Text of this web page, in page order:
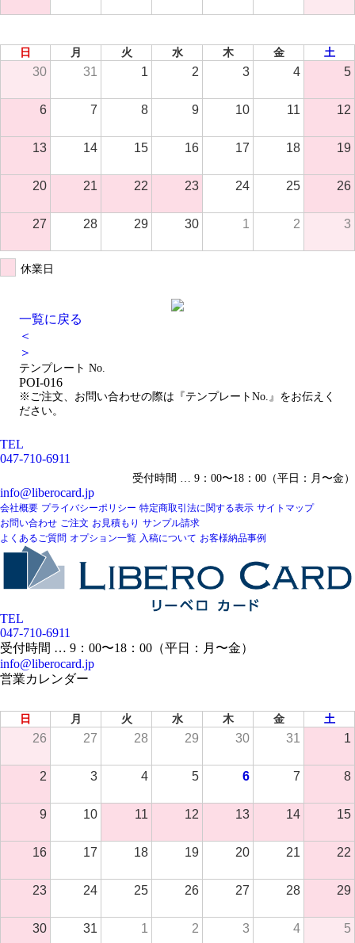
日 月 火 水 木 金 土
30 31 1 2 3 4 5
6 7 8 9 10 11 12
13 14 15 16 17 18 19
20 21 22 23 24 25 26
27 28 29 30 1 2 3
休業日
一覧に戻る
＜
＞
テンプレート No.
POI-016
※ご注文、お問い合わせの際は『テンプレートNo.』をお伝えく
ださい。
TEL
047-710-6911
受付時間 … 9：00〜18：00（平日：月〜金）
info@liberocard.jp
会社概要 プライバシーポリシー 特定商取引法に関する表示 サイトマップ
お問い合わせ ご注文 お見積もり サンプル請求
よくあるご質問 オプション一覧 入稿について お客様納品事例
TEL
047-710-6911
受付時間 … 9：00〜18：00（平日：月〜金）
info@liberocard.jp
営業カレンダー
日 月 火 水 木 金 土
26 27 28 29 30 31 1
2 3 4 5 6 7 8
9 10 11 12 13 14 15
16 17 18 19 20 21 22
23 24 25 26 27 28 29
30 31 1 2 3 4 5